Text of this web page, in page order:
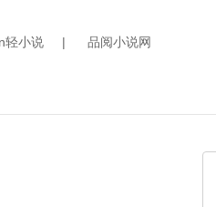
轻小说 | 品阅小说网